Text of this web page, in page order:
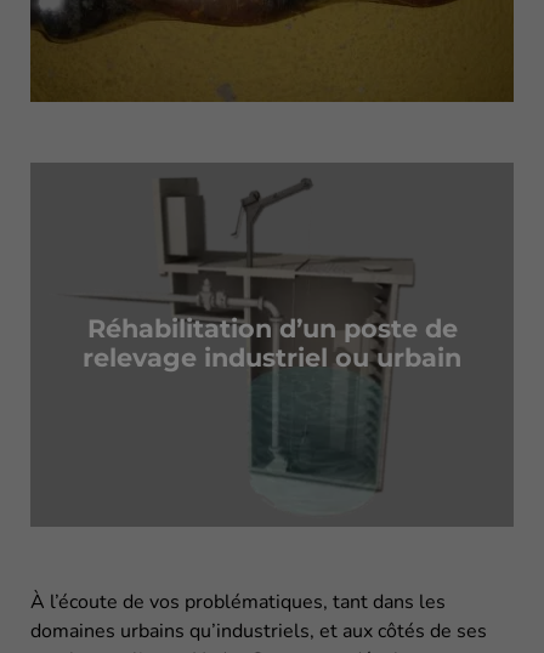
Réhabilitation d’un poste de
relevage industriel ou urbain
À l’écoute de vos problématiques, tant dans les
domaines urbains qu’industriels, et aux côtés de ses